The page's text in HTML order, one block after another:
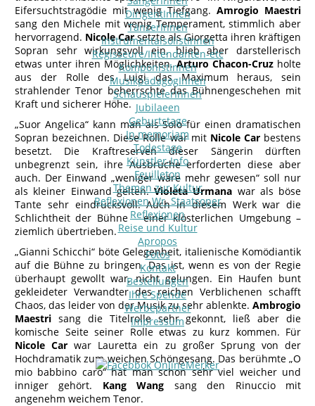
DirigentInnen
TänzerInnen
InstrumentalsolistInnen
Regisseure/Intendanten-etc
KomponistInnen
MusikpädagogInnen
SchauspielerInnen
Jubilaeen
Geburtstage
In memoriam
Todestage
Künstler-Info
Feuilleton
Themen zur Kultur
Reflexionen Wr. Staatsoper
Reflexionen
Reise und Kultur
Apropos
Fotos
Kontakt
Bestellungen
Ihre Spende
Werbepartner
Impressum
Eifersuchtstragödie mit wenig Tiefgang. Amrogio Maestri
sang den Michele mit wenig Temperament, stimmlich aber
hervorragend. Nicole Carsetzte als Giorgetta ihren kräftigen
Sopran sehr wirkungsvoll ein, blieb aber darstellerisch
etwas unter ihren Möglichkeiten.Arturo Chacon-Cruz holte
aus der Rolle des Luigi das Maximum heraus, sein
strahlender Tenor beherrschte das Bühnengeschehen mit
Kraft und sicherer Höhe.
„Suor Angelica“ kann man als Solo für einen dramatischen
Sopran bezeichnen. Diese Rolle war mit Nicole Carbestens
besetzt. Die Kraftreserven dieser Sängerin dürften
unbegrenzt sein, ihre Ausbrüche erforderten diese aber
auch. Der Einwand „weniger wäre mehr gewesen“ soll nur
als kleiner Einwand gelten.Violeta Urmana war als böse
Tante sehr eindrucksvoll. Auch in diesem Werk war die
Schlichtheit der Bühne – einer klösterlichen Umgebung –
ziemlich übertrieben.
„Gianni Schicchi“ böte Gelegenheit, italienische Komödiantik
auf die Bühne zu bringen. Das ist, wenn es von der Regie
überhaupt gewollt war, nicht gelungen. Ein Haufen bunt
gekleideter Verwandter des reichen Verblichenen schafft
Chaos, das leider von der Musik zu sehr ablenkte. Ambrogio
Maestri sang die Titelrolle sehr gekonnt, ließ aber die
komische Seite seiner Rolle etwas zu kurz kommen. Für
Nicole Car war Lauretta ein zu großer Sprung von der
Hochdramatik zum weichen Schöngesang. Das berühmte „O
mio babbino caro“ hat man schon sehr viel weicher und
inniger gehört. Kang Wang sang den Rinuccio mit
angenehm weichem Tenor.